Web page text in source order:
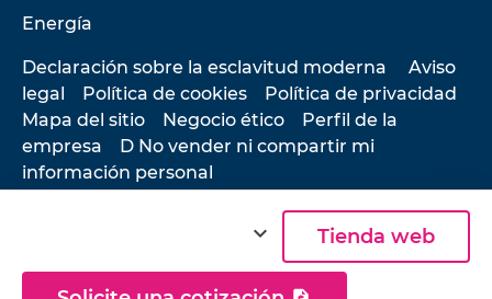
expand_more Tienda web
Energía
Declaración sobre la esclavitud moderna
Aviso
legal
Política de cookies
Política de privacidad
Mapa del sitio
Negocio ético
Perfil de la
empresa
D No vender ni compartir mi
información personal